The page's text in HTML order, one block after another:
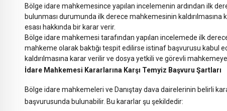
Bölge idare mahkemesince yapılan incelemenin ardından ilk
bulunması durumunda ilk derece mahkemesinin
esası hakkında bir karar verir.
Bölge idare mahkemesi tarafından yapılan incelemede ilk
mahkeme olarak baktığı tespit edilirse istinaf başvurusu kabul
kaldırılmasına karar verilir ve dosya yetkili ve görevli
İdare Mahkemesi Kararlarına Karşı Temyiz Başvuru Şartları
Bölge idare mahkemeleri ve Danıştay dava dairelerinin belirli
başvurusunda bulunabilir. Bu kararlar şu şekildedir: